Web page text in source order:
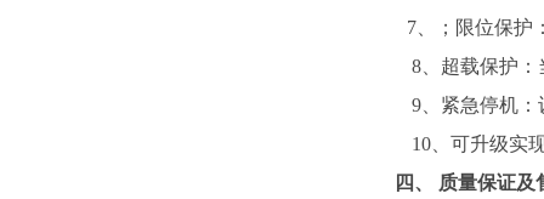
7、；限位保护
8 、超载保护
9 、紧急停机
10 、可升级实
四、 质量保证及